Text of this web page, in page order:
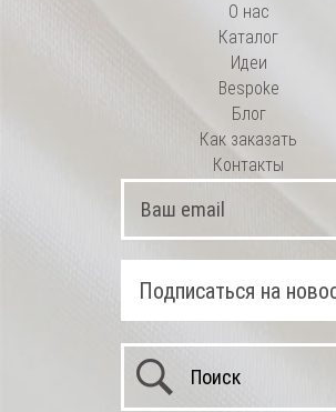
О нас
Каталог
Идеи
Bespoke
Блог
Как заказать
Контакты